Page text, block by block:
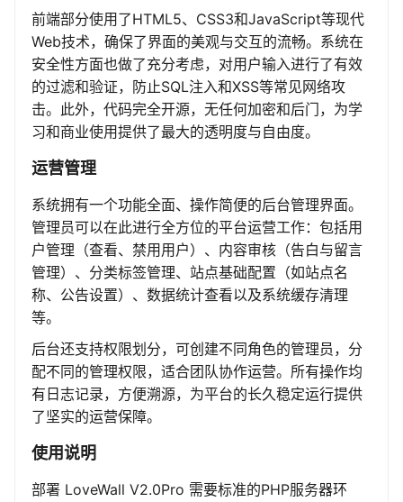
前端部分使用了HTML5、CSS3和JavaScript等现代
Web技术，确保了界面的美观与交互的流畅。系统在
安全性方面也做了充分考虑，对用户输入进行了有效
的过滤和验证，防止SQL注入和XSS等常见网络攻
击。此外，代码完全开源，无任何加密和后门，为学
习和商业使用提供了最大的透明度与自由度。
运营管理
系统拥有一个功能全面、操作简便的后台管理界面。
管理员可以在此进行全方位的平台运营工作：包括用
户管理（查看、禁用用户）、内容审核（告白与留言
管理）、分类标签管理、站点基础配置（如站点名
称、公告设置）、数据统计查看以及系统缓存清理
等。
后台还支持权限划分，可创建不同角色的管理员，分
配不同的管理权限，适合团队协作运营。所有操作均
有日志记录，方便溯源，为平台的长久稳定运行提供
了坚实的运营保障。
使用说明
部署 LoveWall V2.0Pro 需要标准的PHP服务器环